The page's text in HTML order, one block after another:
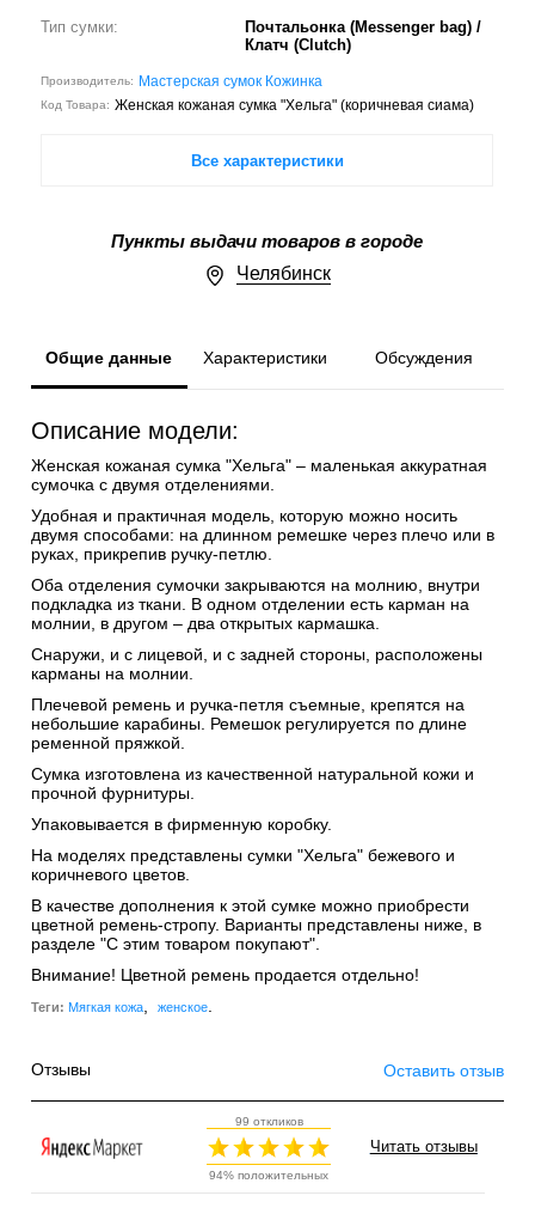
Тип сумки:
Почтальонка (Messenger bag) /
Клатч (Clutch)
Производитель: Мастерская сумок Кожинка
Код Товара: Женская кожаная сумка "Хельга" (коричневая сиама)
Все характеристики
Пункты выдачи товаров в городе
Челябинск
Общие данные Характеристики Обсуждения
Описание модели:
Женская кожаная сумка "Хельга" – маленькая аккуратная
сумочка с двумя отделениями.
Удобная и практичная модель, которую можно носить
двумя способами: на длинном ремешке через плечо или в
руках, прикрепив ручку-петлю.
Оба отделения сумочки закрываются на молнию, внутри
подкладка из ткани. В одном отделении есть карман на
молнии, в другом – два открытых кармашка.
Снаружи, и с лицевой, и с задней стороны, расположены
карманы на молнии.
Плечевой ремень и ручка-петля съемные, крепятся на
небольшие карабины. Ремешок регулируется по длине
ременной пряжкой.
Сумка изготовлена из качественной натуральной кожи и
прочной фурнитуры.
Упаковывается в фирменную коробку.
На моделях представлены сумки "Хельга" бежевого и
коричневого цветов.
В качестве дополнения к этой сумке можно приобрести
цветной ремень-стропу. Варианты представлены ниже, в
разделе "С этим товаром покупают".
Внимание! Цветной ремень продается отдельно!
Теги: Мягкая кожа женское.
Отзывы Оставить отзыв
99 откликов
94% положительных
Читать отзывы